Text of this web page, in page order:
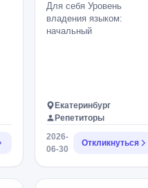
Для себя Уровень
владения языком:
начальный
Екатеринбург
Репетиторы
2026-
06-30
Откликнуться